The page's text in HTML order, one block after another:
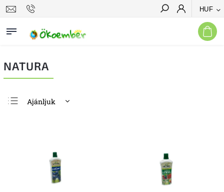
HUF
Keresés
NATURA
Ajánljuk
termékek
ABC szerint